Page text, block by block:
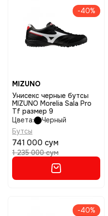
-40%
MIZUNO
Унисекс черные бутсы
MIZUNO Morelia Sala Pro
Tf размер 9
Цвета:
Черный
Бутсы
741 000 сум
1 235 000 сум
-40%